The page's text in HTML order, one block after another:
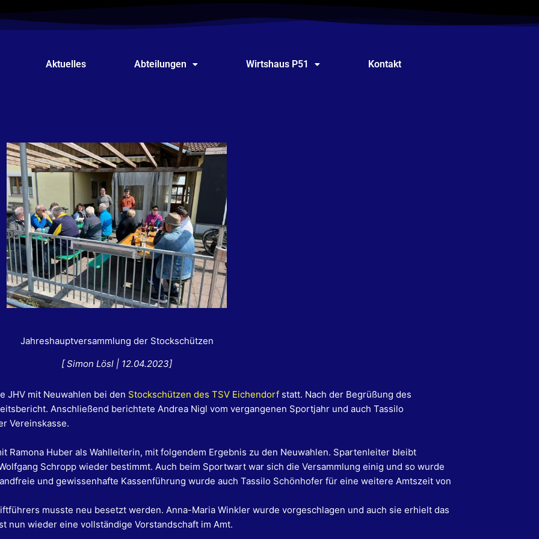
Aktuelles Abteilungen Wirtshaus P51 Kontakt
Jahreshauptversammlung der Stockschützen
[ Simon Lösl | 12.04.2023]
JHV mit Neuwahlen bei den Stockschützen des TSV Eichendorf statt. Nach der Begrüßung des
Anschließend berichtete Andrea Nigl vom vergangenen Sportjahr und auch Tassilo
Vereinskasse.
Ramona Huber als Wahlleiterin, mit folgendem Ergebnis zu den Neuwahlen. Spartenleiter bleibt
Schropp wieder bestimmt. Auch beim Sportwart war sich die Versammlung einig und so wurde
und gewissenhafte Kassenführung wurde auch Tassilo Schönhofer für eine weitere Amtszeit von
musste neu besetzt werden. Anna-Maria Winkler wurde vorgeschlagen und auch sie erhielt das
nun wieder eine vollständige Vorstandschaft im Amt.